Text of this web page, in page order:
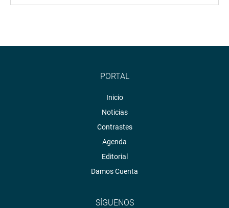
PORTAL
Inicio
Noticias
Contrastes
Agenda
Editorial
Damos Cuenta
SÍGUENOS